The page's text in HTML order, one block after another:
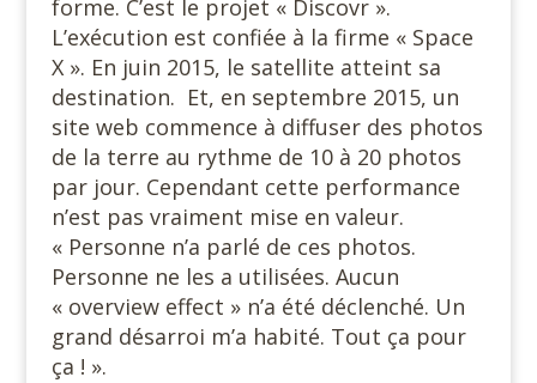
forme. C’est le projet « Discovr ».
L’exécution est confiée à la firme « Space
X ». En juin 2015, le satellite atteint sa
destination. Et, en septembre 2015, un
site web commence à diffuser des photos
de la terre au rythme de 10 à 20 photos
par jour. Cependant cette performance
n’est pas vraiment mise en valeur.
« Personne n’a parlé de ces photos.
Personne ne les a utilisées. Aucun
« overview effect » n’a été déclenché. Un
grand désarroi m’a habité. Tout ça pour
ça ! ».